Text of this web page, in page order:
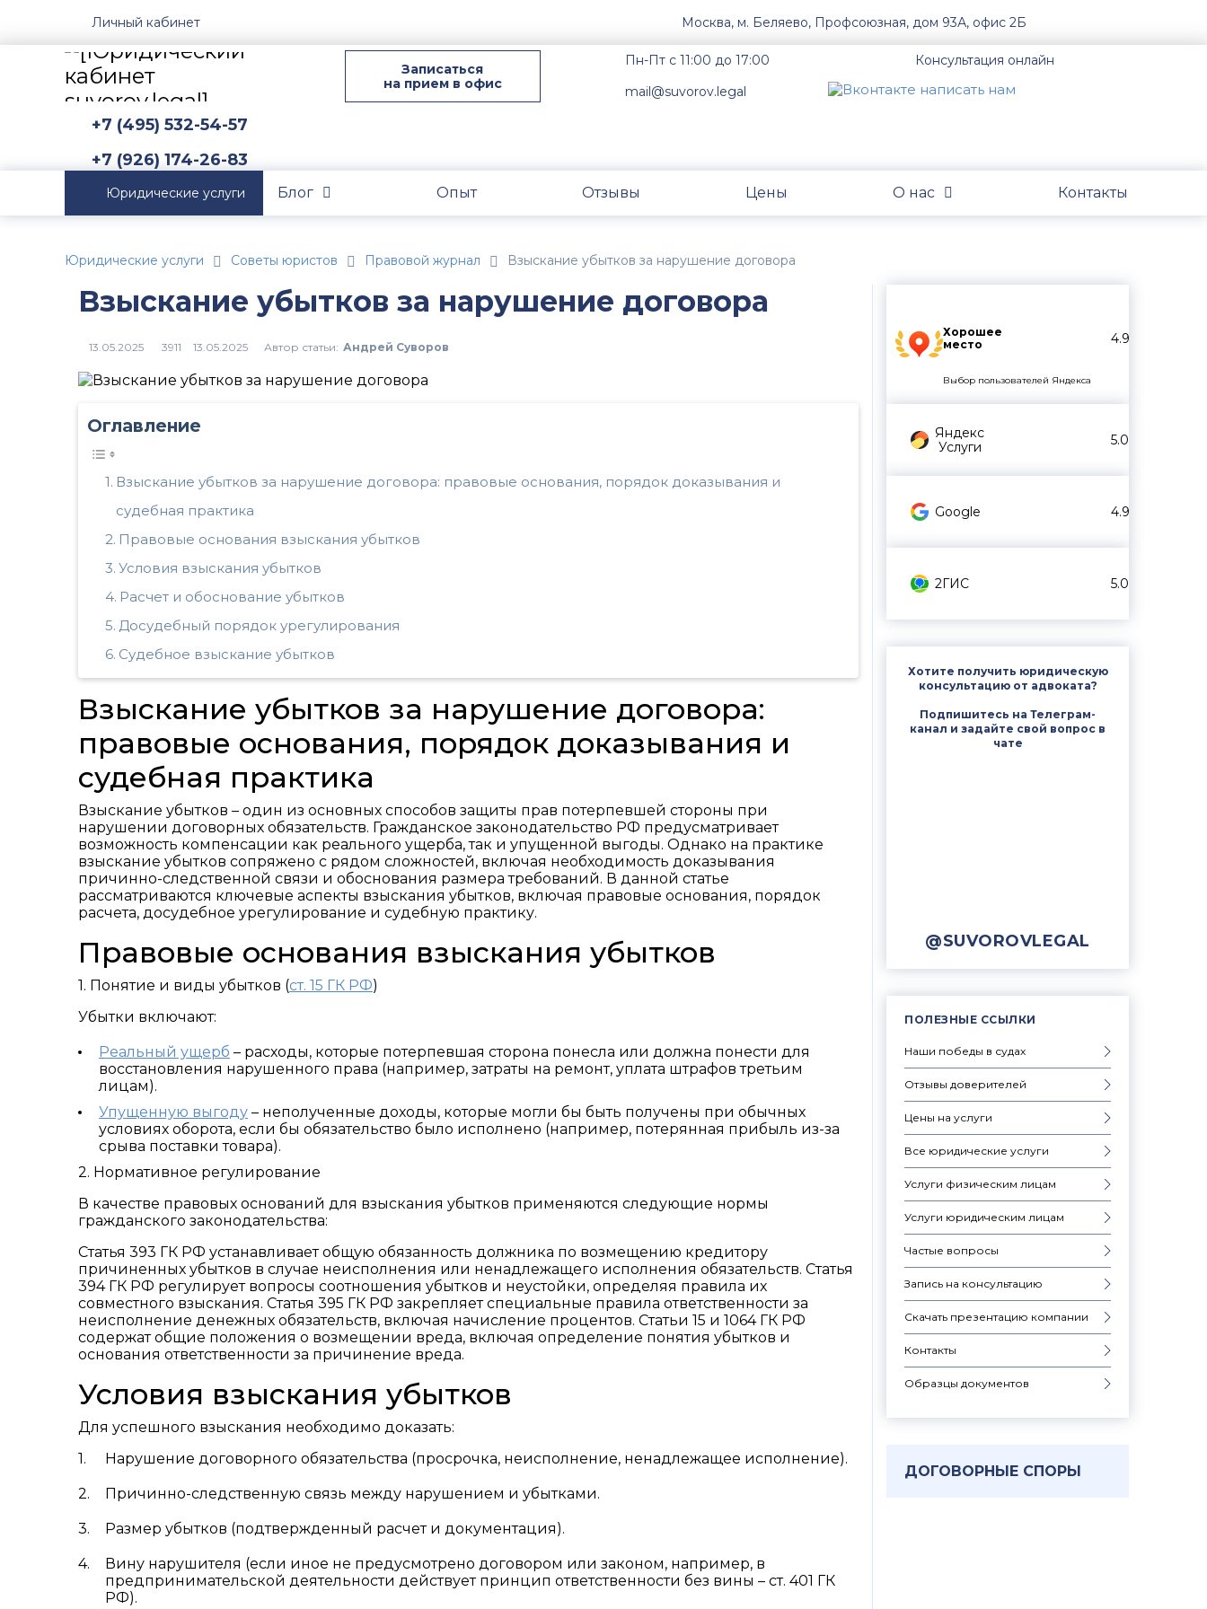
Личный кабинет Москва, м. Беляево, Профсоюзная, дом 93А, офис 2Б
Записаться
на прием в офис
Пн-Пт с 11:00 до 17:00
mail@suvorov.legal
Консультация онлайн
+7 (495) 532-54-57
+7 (926) 174-26-83
Юридические услуги Блог Опыт Отзывы Цены О нас Контакты
Юридические услуги Советы юристов Правовой журнал Взыскание убытков за нарушение договора
Хорошее
место
4.9
Выбор пользователей Яндекса
Яндекс
Услуги
5.0
Google 4.9
2ГИС 5.0
Хотите получить юридическую
консультацию от адвоката?
Подпишитесь на Телеграм-
канал и задайте свой вопрос в
чате
@SUVOROVLEGAL
ПОЛЕЗНЫЕ ССЫЛКИ
Наши победы в судах
Отзывы доверителей
Цены на услуги
Все юридические услуги
Услуги физическим лицам
Услуги юридическим лицам
Частые вопросы
Запись на консультацию
Скачать презентацию компании
Контакты
Образцы документов
ДОГОВОРНЫЕ СПОРЫ
Взыскание убытков за нарушение договора
3911 Автор статьи: Андрей Суворов
Оглавление
Взыскание убытков за нарушение договора: правовые основания, порядок доказывания и
судебная практика
Правовые основания взыскания убытков
Условия взыскания убытков
Расчет и обоснование убытков
Досудебный порядок урегулирования
Судебное взыскание убытков
Взыскание убытков за нарушение договора:
правовые основания, порядок доказывания и
судебная практика
Взыскание убытков – один из основных способов защиты прав потерпевшей стороны при
нарушении договорных обязательств. Гражданское законодательство РФ предусматривает
возможность компенсации как реального ущерба, так и упущенной выгоды. Однако на практике
взыскание убытков сопряжено с рядом сложностей, включая необходимость доказывания
причинно-следственной связи и обоснования размера требований. В данной статье
рассматриваются ключевые аспекты взыскания убытков, включая правовые основания, порядок
расчета, досудебное урегулирование и судебную практику.
Правовые основания взыскания убытков
1. Понятие и виды убытков (ст. 15 ГК РФ)
Убытки включают:
Реальный ущерб – расходы, которые потерпевшая сторона понесла или должна понести для
восстановления нарушенного права (например, затраты на ремонт, уплата штрафов третьим
лицам).
Упущенную выгоду – неполученные доходы, которые могли бы быть получены при обычных
условиях оборота, если бы обязательство было исполнено (например, потерянная прибыль из-за
срыва поставки товара).
2. Нормативное регулирование
В качестве правовых оснований для взыскания убытков применяются следующие нормы
гражданского законодательства:
Статья 393 ГК РФ устанавливает общую обязанность должника по возмещению кредитору
причиненных убытков в случае неисполнения или ненадлежащего исполнения обязательств. Статья
394 ГК РФ регулирует вопросы соотношения убытков и неустойки, определяя правила их
совместного взыскания. Статья 395 ГК РФ закрепляет специальные правила ответственности за
неисполнение денежных обязательств, включая начисление процентов. Статьи 15 и 1064 ГК РФ
содержат общие положения о возмещении вреда, включая определение понятия убытков и
основания ответственности за причинение вреда.
Условия взыскания убытков
Для успешного взыскания необходимо доказать:
Нарушение договорного обязательства (просрочка, неисполнение, ненадлежащее исполнение).
Причинно-следственную связь между нарушением и убытками.
Размер убытков (подтвержденный расчет и документация).
Вину нарушителя (если иное не предусмотрено договором или законом, например, в
предпринимательской деятельности действует принцип ответственности без вины – ст. 401 ГК
РФ).